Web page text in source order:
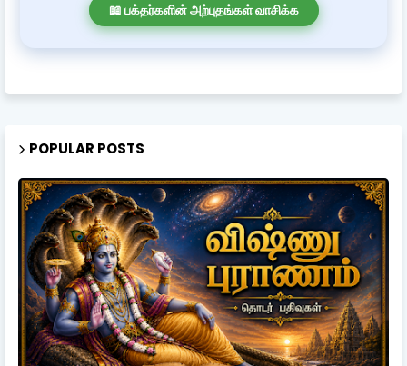
📖 பக்தர்களின் அற்புதங்கள் வாசிக்க
POPULAR POSTS